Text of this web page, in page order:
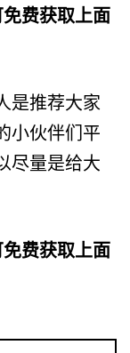
费获取上面
是推荐大家
小伙伴们平
尽量是给大
费获取上面